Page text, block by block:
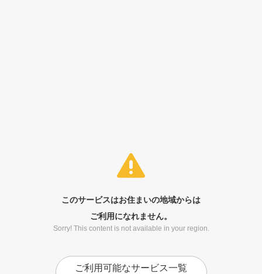
このサービスはお住まいの地域からは
ご利用になれません。
Sorry! This content is not available in your region.
ご利用可能なサービス一覧